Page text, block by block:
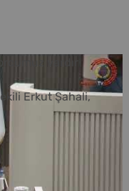
vardır
Erkut Şahali,